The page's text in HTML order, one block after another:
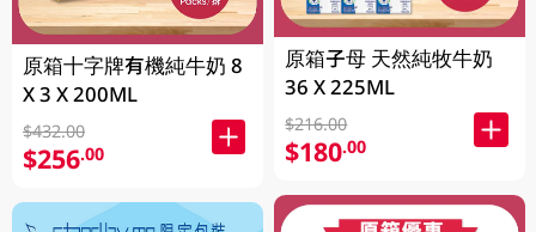
原箱十字牌有機純牛奶 8
X 3 X 200ML
$432.00
$256.00
原箱子母 天然純牧牛奶
36 X 225ML
$216.00
$180.00